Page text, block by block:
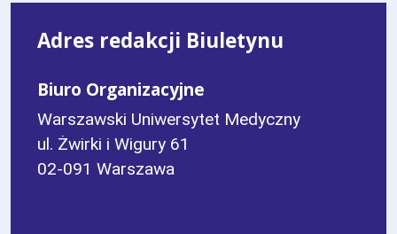
Adres redakcji Biuletynu
Biuro Organizacyjne
Warszawski Uniwersytet Medyczny
ul. Żwirki i Wigury 61
02-091 Warszawa